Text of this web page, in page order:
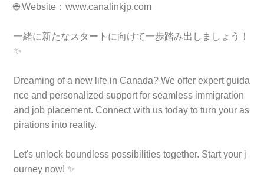
🌐 Website：www.canalinkjp.com
一緒に新たなスタートに向けて一歩踏み出しましょう！
✨
Dreaming of a new life in Canada? We offer expert guida
nce and personalized support for seamless immigration
and job placement. Connect with us today to turn your as
pirations into reality.
Let's unlock boundless possibilities together. Start your j
ourney now! ✨